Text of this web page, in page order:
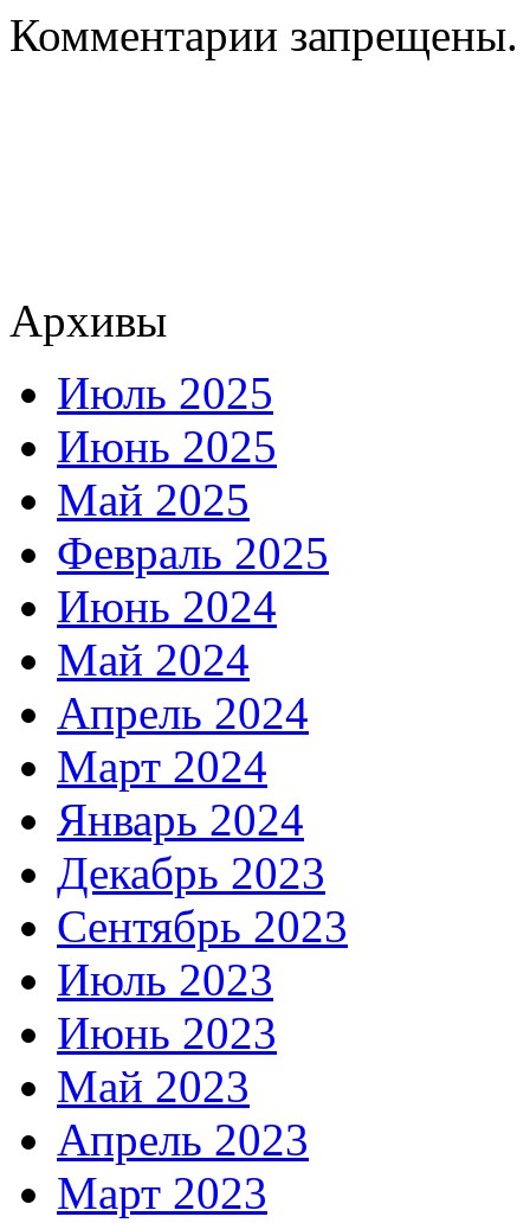
Комментарии запрещены.
Архивы
Июль 2025
Июнь 2025
Май 2025
Февраль 2025
Июнь 2024
Май 2024
Апрель 2024
Март 2024
Январь 2024
Декабрь 2023
Сентябрь 2023
Июль 2023
Июнь 2023
Май 2023
Апрель 2023
Март 2023